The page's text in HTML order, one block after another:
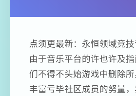
点须更最新：永恒领域竞
由于音乐平台的许也许及
们不得不头始游戏中删除所
丰富亏毕社区成员的努量